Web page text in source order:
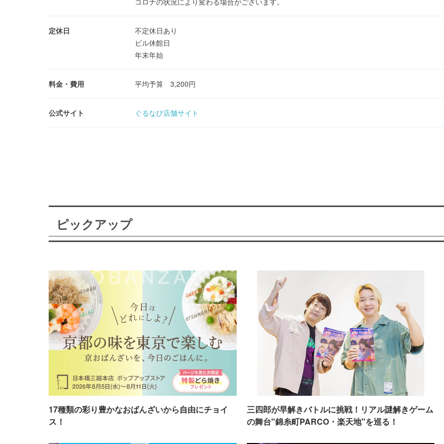
定休日
不定休日あり
ビル休館日
年末年始
料金・費用 平均予算 3,200円
公式サイト ぐるなび店舗サイト
ピックアップ
17種類の彩り豊かなおばんざいから自由にチョイ
ス！
三四郎が早解きバトルに挑戦！リアル謎解きゲーム
の舞台"錦糸町PARCO・楽天地"を巡る！